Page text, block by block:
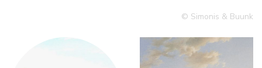
© Simonis & Buunk